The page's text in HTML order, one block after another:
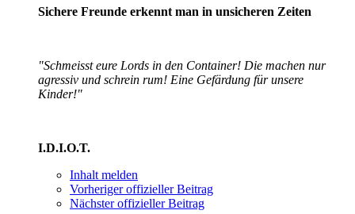
Sichere Freunde erkennt man in unsicheren Zeiten
"Schmeisst eure Lords in den Container! Die machen nur
agressiv und schrein rum! Eine Gefärdung für unsere
Kinder!"
I.D.I.O.T.
Inhalt melden
Vorheriger offizieller Beitrag
Nächster offizieller Beitrag